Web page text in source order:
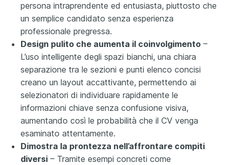
persona intraprendente ed entusiasta, piuttosto che
un semplice candidato senza esperienza
professionale pregressa.
Design pulito che aumenta il coinvolgimento –
L’uso intelligente degli spazi bianchi, una chiara
separazione tra le sezioni e punti elenco concisi
creano un layout accattivante, permettendo ai
selezionatori di individuare rapidamente le
informazioni chiave senza confusione visiva,
aumentando così le probabilità che il CV venga
esaminato attentamente.
Dimostra la prontezza nell’affrontare compiti
diversi – Tramite esempi concreti come